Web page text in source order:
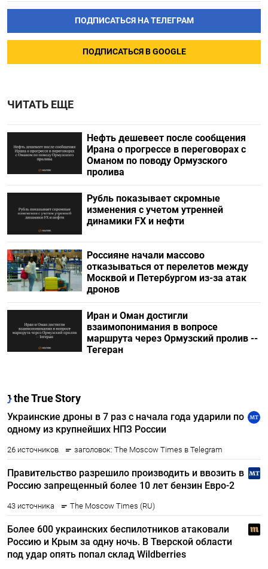
ПОДПИСАТЬСЯ НА ТЕЛЕГРАМ
ПОДПИСАТЬСЯ В GOOGLE
ЧИТАТЬ ЕЩЕ
Нефть дешевеет после сообщения
Ирана о прогрессе в переговорах с
Оманом по поводу Ормузского
пролива
Рубль показывает скромные
изменения с учетом утренней
динамики FX и нефти
Россияне начали массово
отказываться от перелетов между
Москвой и Петербургом из-за атак
дронов
Иран и Оман достигли
взаимопонимания в вопросе
маршрута через Ормузский пролив --
Тегеран